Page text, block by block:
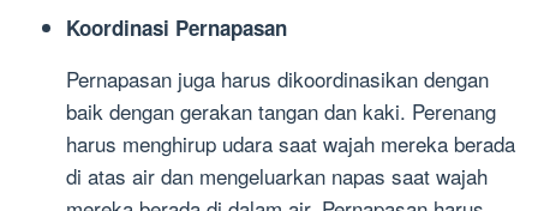
Koordinasi Pernapasan
Pernapasan juga harus dikoordinasikan dengan
baik dengan gerakan tangan dan kaki. Perenang
harus menghirup udara saat wajah mereka berada
di atas air dan mengeluarkan napas saat wajah